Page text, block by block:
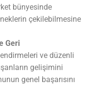
bünyesinde
çekilebilmesine
Geri
ve düzenli
gelişimini
genel başarısını